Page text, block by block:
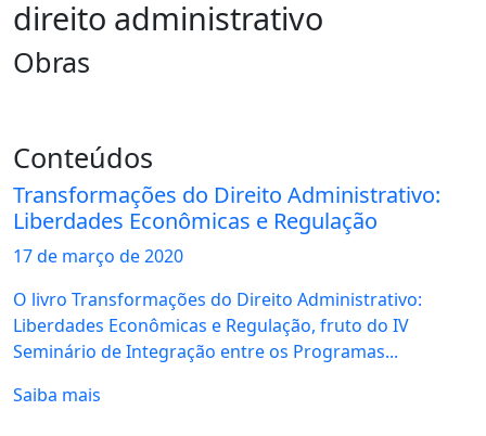
direito administrativo
Obras
Conteúdos
Transformações do Direito Administrativo:
Liberdades Econômicas e Regulação
17 de março de 2020
O livro Transformações do Direito Administrativo:
Liberdades Econômicas e Regulação, fruto do IV
Seminário de Integração entre os Programas...
Saiba mais